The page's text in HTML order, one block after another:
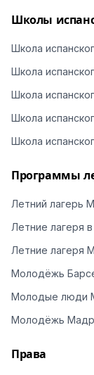
Школы
Школа
Школа
Школа
Школа
Школа
Программы
Летний лагерь
Летние лагеря
Летние лагеря
Молодёжь
Молодые люди
Молодёжь
Права